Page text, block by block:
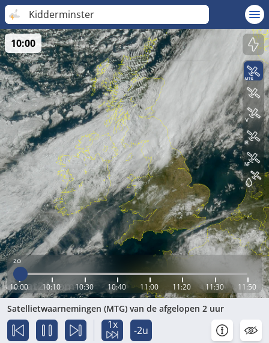
Kidderminster
zo
10:00 10:10 10:30 10:40 11:00 11:20 11:30 11:50
10:00
Satellietwaarnemingen (MTG) van de afgelopen 2 uur
1x -2u